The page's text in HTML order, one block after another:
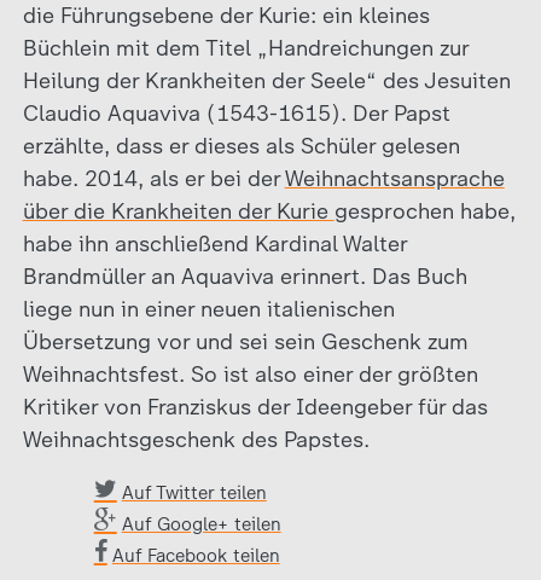
die Führungsebene der Kurie: ein kleines
Büchlein mit dem Titel „Handreichungen zur
Heilung der Krankheiten der Seele“ des Jesuiten
Claudio Aquaviva (1543-1615). Der Papst
erzählte, dass er dieses als Schüler gelesen
habe. 2014, als er bei derWeihnachtsansprache
über die Krankheiten der Kurie gesprochen habe,
habe ihn anschließend Kardinal Walter
Brandmüller an Aquaviva erinnert. Das Buch
liege nun in einer neuen italienischen
Übersetzung vor und sei sein Geschenk zum
Weihnachtsfest. So ist also einer der größten
Kritiker von Franziskus der Ideengeber für das
Weihnachtsgeschenk des Papstes.
Auf Twitter teilen
Auf Google+ teilen
Auf Facebook teilen